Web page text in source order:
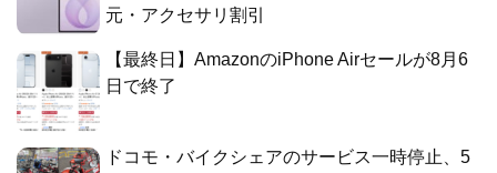
元・アクセサリ割引
【最終日】AmazonのiPhone Airセールが8月6
日で終了
ドコモ・バイクシェアのサービス一時停止、5